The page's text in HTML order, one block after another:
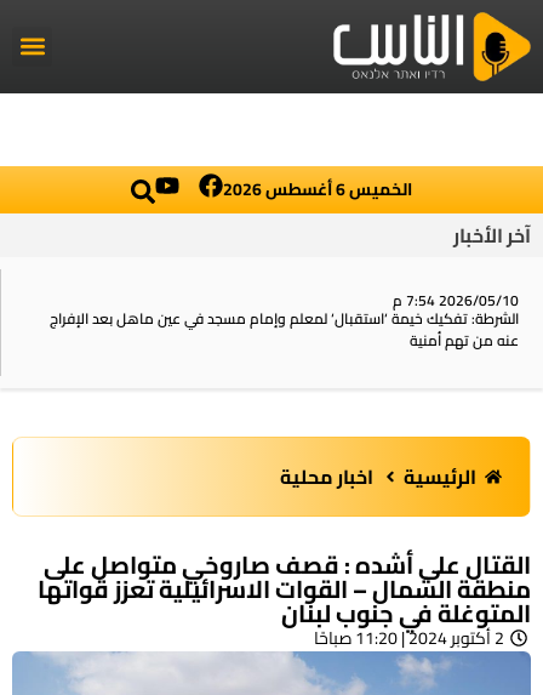
الخميس 6 أغسطس 2026
آخر الأخبار
2026/05/10 7:54 م
الشرطة: تفكيك خيمة ‘استقبال‘ لمعلم وإمام مسجد في عين ماهل بعد الإفراج
عنه من تهم أمنية
الرئيسية اخبار محلية
القتال على أشده : قصف صاروخي متواصل على
منطقة الشمال – القوات الاسرائيلية تعزز قواتها
المتوغلة في جنوب لبنان
2 أكتوبر 2024 | 11:20 صباحًا